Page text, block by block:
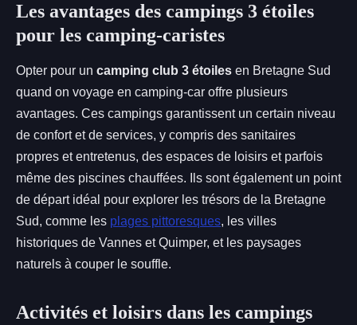
Les avantages des campings 3 étoiles
pour les camping-caristes
Opter pour un camping club 3 étoiles en Bretagne Sud
quand on voyage en camping-car offre plusieurs
avantages. Ces campings garantissent un certain niveau
de confort et de services, y compris des sanitaires
propres et entretenus, des espaces de loisirs et parfois
même des piscines chauffées. Ils sont également un point
de départ idéal pour explorer les trésors de la Bretagne
Sud, comme les plages pittoresques, les villes
historiques de Vannes et Quimper, et les paysages
naturels à couper le souffle.
Activités et loisirs dans les campings